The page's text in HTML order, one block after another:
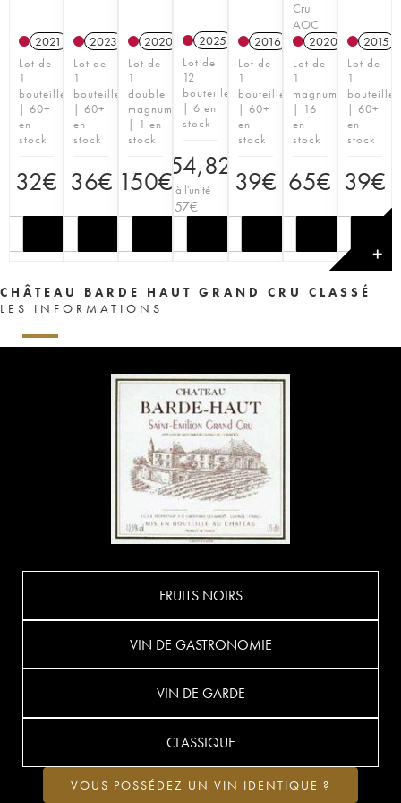
2021
Lot de
1
bouteille
| 60+
en
stock
32€
2023
Lot de
1
bouteille
| 60+
en
stock
36€
2020 T
Lot de
1
double
magnum
| 1 en
stock
150€
2025
Lot de
12
bouteilles
| 6 en
stock
354,82 €
Prix à l'unité
29,57€
2016
Lot de
1
bouteille
| 60+
en
stock
39€
Cru
AOC
2020
T
Lot de
1
magnum
| 16
en
stock
65€
2015
Lot de
1
bouteille
| 60+
en
stock
39€
✕
CHÂTEAU BARDE HAUT GRAND CRU CLASSÉ
LES INFORMATIONS
FRUITS NOIRS
VIN DE GASTRONOMIE
VIN DE GARDE
CLASSIQUE
VOUS POSSÉDEZ UN VIN IDENTIQUE ?